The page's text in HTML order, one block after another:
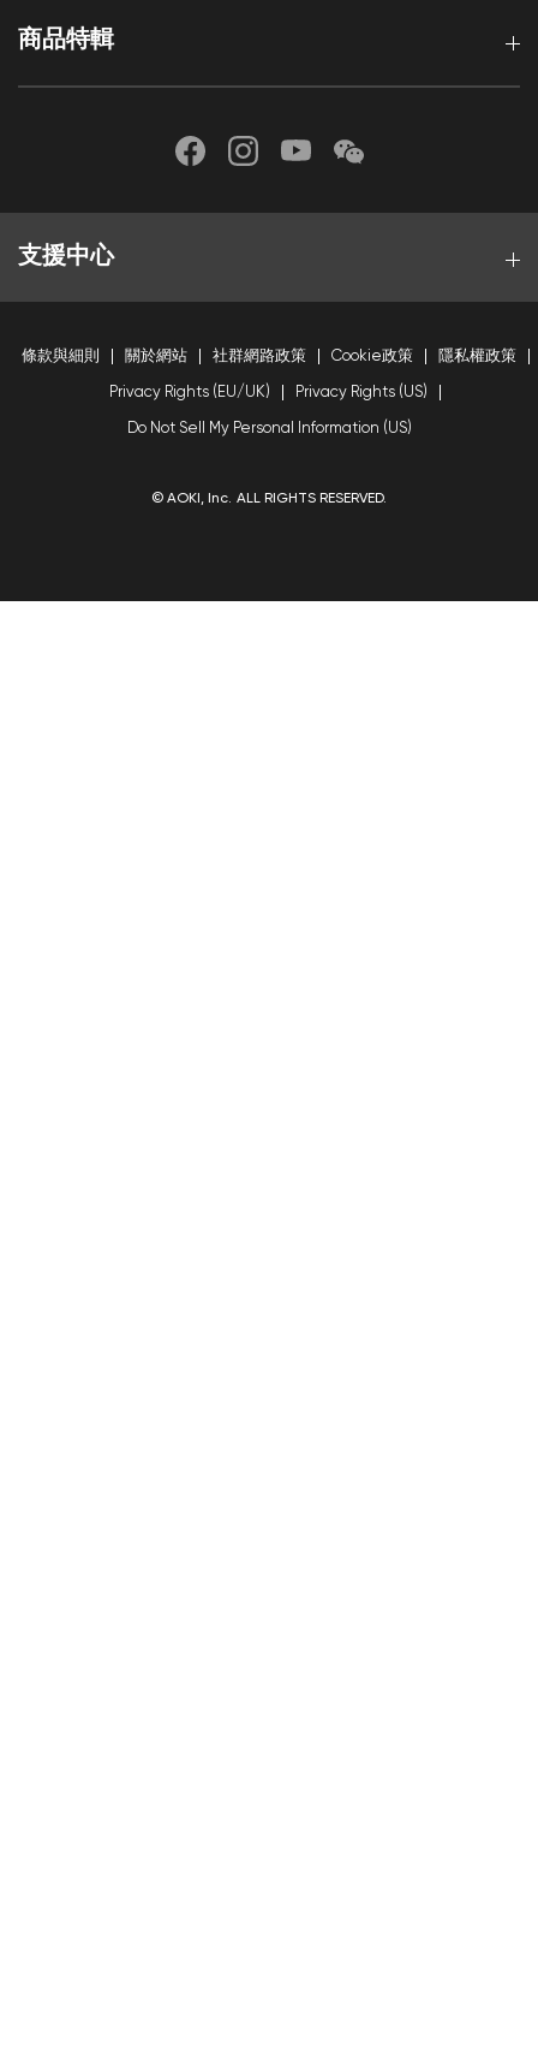
商品特輯
支援中心
條款與細則 關於網站 社群網路政策 Cookie政策 隱私權政策
Privacy Rights (EU/UK) Privacy Rights (US)
Do Not Sell My Personal Information (US)
© AOKI, Inc. ALL RIGHTS RESERVED.